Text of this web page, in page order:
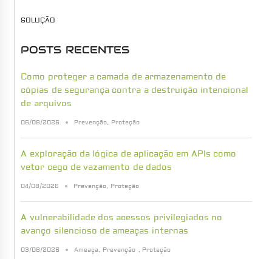
SOLUÇÃO
POSTS RECENTES
Como proteger a camada de armazenamento de
cópias de segurança contra a destruição intencional
de arquivos
06/08/2026 Prevenção, Proteção
A exploração da lógica de aplicação em APIs como
vetor cego de vazamento de dados
04/08/2026 Prevenção, Proteção
A vulnerabilidade dos acessos privilegiados no
avanço silencioso de ameaças internas
03/08/2026 Ameaça, Prevenção , Proteção